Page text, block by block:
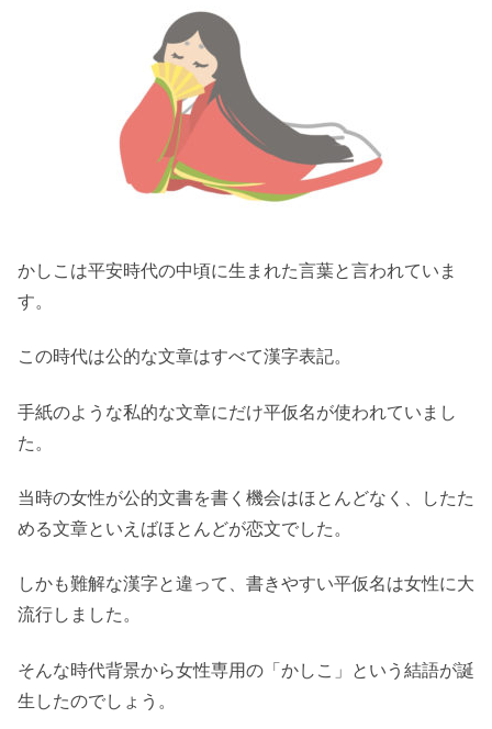
かしこは平安時代の中頃に生まれた言葉と言われていま
す。
この時代は公的な文章はすべて漢字表記。
手紙のような私的な文章にだけ平仮名が使われていまし
た。
当時の女性が公的文書を書く機会はほとんどなく、したた
める文章といえばほとんどが恋文でした。
しかも難解な漢字と違って、書きやすい平仮名は女性に大
流行しました。
そんな時代背景から女性専用の「かしこ」という結語が誕
生したのでしょう。